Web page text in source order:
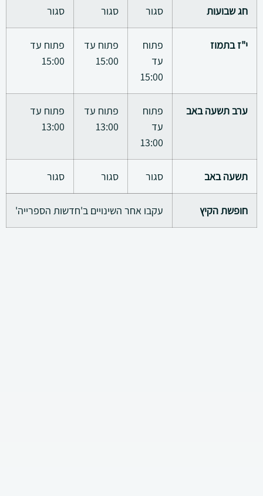
חג שבועות סגור סגור סגור
י"ז בתמוז
פתוח
עד
15:00
פתוח עד
15:00
פתוח עד
15:00
ערב תשעה באב
פתוח
עד
13:00
פתוח עד
13:00
פתוח עד
13:00
תשעה באב סגור סגור סגור
חופשת הקיץ עקבו אחר השינויים ב'חדשות הספרייה'